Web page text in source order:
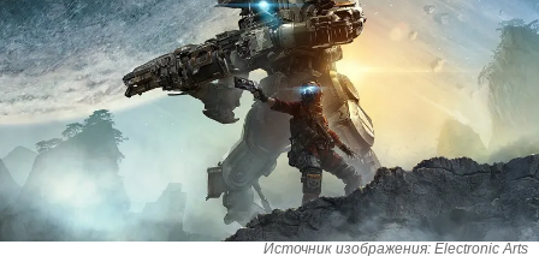
Источник изображения: Electronic Arts